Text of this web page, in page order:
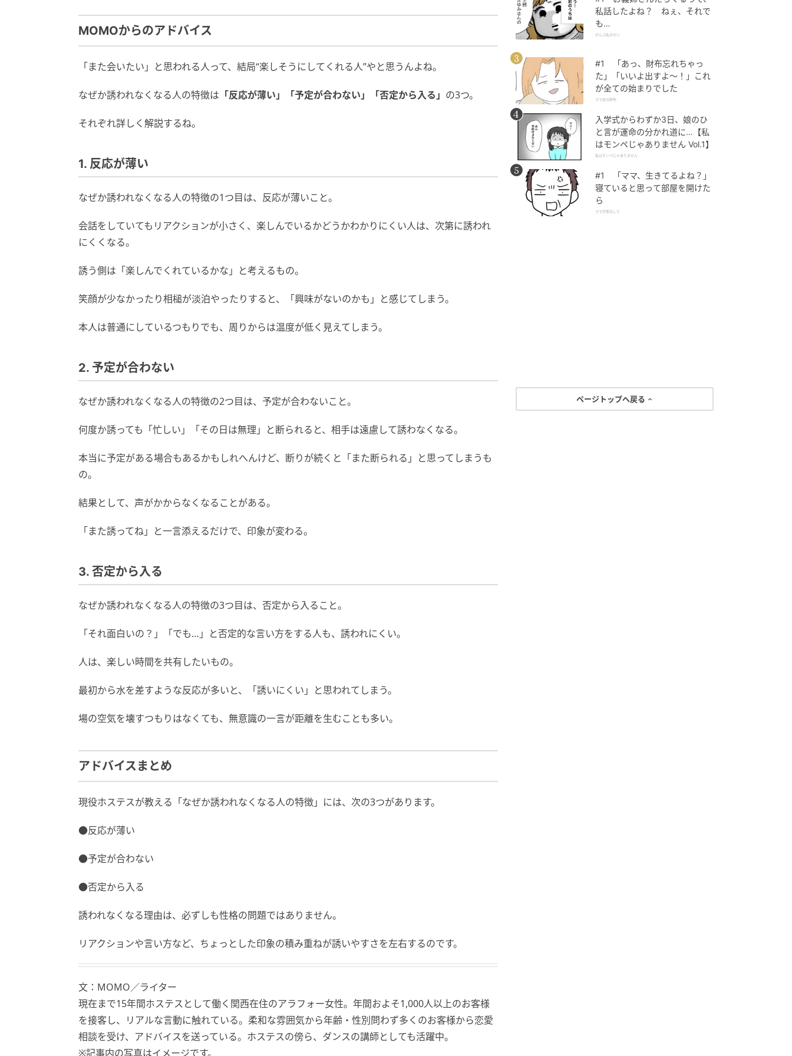
MOMOからのアドバイス
「また会いたい」と思われる人って、結局“楽しそうにしてくれる人”やと思うんよね。
なぜか誘われなくなる人の特徴は 「反応が薄い」「予定が合わない」「否定から入る」 の3つ。
それぞれ詳しく解説するね。
1. 反応が薄い
なぜか誘われなくなる人の特徴の1つ目は、反応が薄いこと。
会話をしていてもリアクションが小さく、楽しんでいるかどうかわかりにくい人は、次第に誘われ
にくくなる。
誘う側は「楽しんでくれているかな」と考えるもの。
笑顔が少なかったり相槌が淡泊やったりすると、「興味がないのかも」と感じてしまう。
本人は普通にしているつもりでも、周りからは温度が低く見えてしまう。
2. 予定が合わない
なぜか誘われなくなる人の特徴の2つ目は、予定が合わないこと。
何度か誘っても「忙しい」「その日は無理」と断られると、相手は遠慮して誘わなくなる。
本当に予定がある場合もあるかもしれへんけど、断りが続くと「また断られる」と思ってしまうも
の。
結果として、声がかからなくなることがある。
「また誘ってね」と一言添えるだけで、印象が変わる。
3. 否定から入る
なぜか誘われなくなる人の特徴の3つ目は、否定から入ること。
「それ面白いの？」「でも…」と否定的な言い方をする人も、誘われにくい。
人は、楽しい時間を共有したいもの。
最初から水を差すような反応が多いと、「誘いにくい」と思われてしまう。
場の空気を壊すつもりはなくても、無意識の一言が距離を生むことも多い。
アドバイスまとめ
現役ホステスが教える「なぜか誘われなくなる人の特徴」には、次の3つがあります。
●反応が薄い
●予定が合わない
●否定から入る
誘われなくなる理由は、必ずしも性格の問題ではありません。
リアクションや言い方など、ちょっとした印象の積み重ねが誘いやすさを左右するのです。
文：MOMO／ライター
現在まで15年間ホステスとして働く関西在住のアラフォー女性。年間およそ1,000人以上のお客様
を接客し、リアルな言動に触れている。柔和な雰囲気から年齢・性別問わず多くのお客様から恋愛
相談を受け、アドバイスを送っている。ホステスの傍ら、ダンスの講師としても活躍中。
※記事内の写真はイメージです。
私話したよね？ ねぇ、それで
も…
ぜんぶ私のせい
#1 「あっ、財布忘れちゃっ
た」「いいよ出すよ〜！」これ
が全ての始まりでした
ママ友の財布
入学式からわずか3日、娘のひ
と言が運命の分かれ道に…【私
はモンペじゃありません Vol.1】
私はモンペじゃありません
#1 「ママ、生きてるよね？」
寝ていると思って部屋を開けた
ら
ママが家出した
ページトップへ戻る